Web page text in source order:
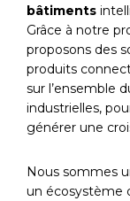
bâtiments
Grâce à notre
proposons des
produits
sur l’ensemble
industrielles,
générer une
Nous sommes
un écosystème